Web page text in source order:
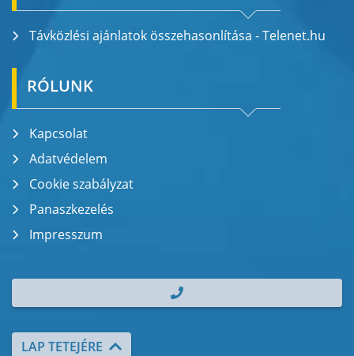
Távközlési ajánlatok összehasonlítása - Telenet.hu
RÓLUNK
Kapcsolat
Adatvédelem
Cookie szabályzat
Panaszkezelés
Impresszum
| TEL.: +36 70 700 2000
LAP TETEJÉRE